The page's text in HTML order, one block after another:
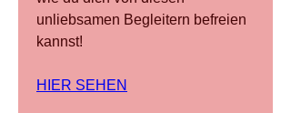
unliebsamen Begleitern befreien
kannst!
HIER SEHEN